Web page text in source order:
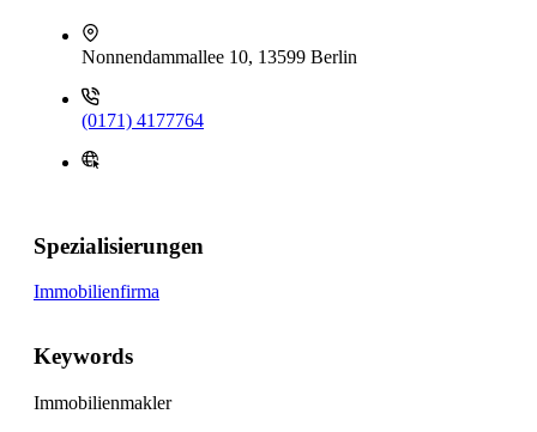
Nonnendammallee 10, 13599 Berlin
(0171) 4177764
Spezialisierungen
Immobilienfirma
Keywords
Immobilienmakler